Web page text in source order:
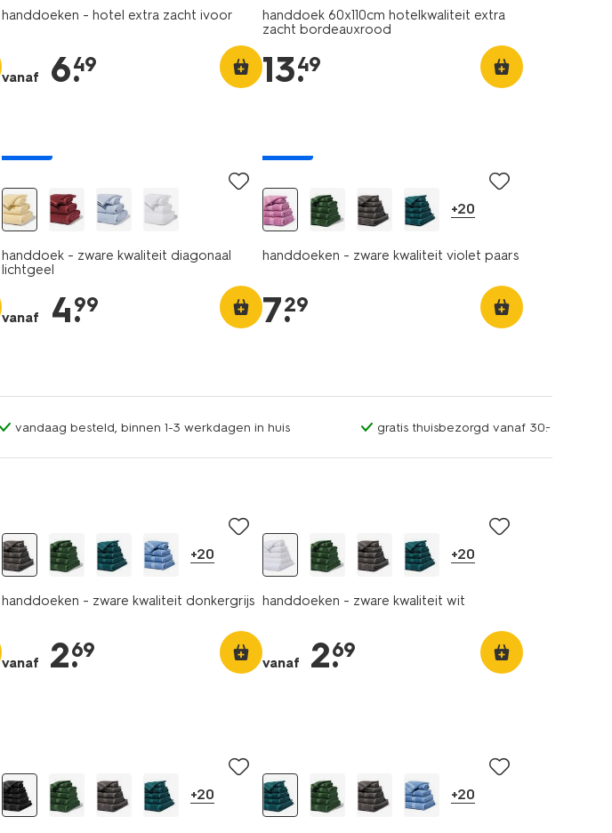
handdoeken - hotel extra zacht ivoor
vanaf 6.
49
handdoek 60x110cm hotelkwaliteit extra
zacht bordeauxrood
13.
49
handdoek - zware kwaliteit diagonaal
lichtgeel
vanaf 4.
99
+20
handdoeken - zware kwaliteit violet paars
7.
29
vandaag besteld, binnen 1-3 werkdagen in huis gratis thuisbezorgd vanaf 30.-
+20
handdoeken - zware kwaliteit donkergrijs
vanaf 2.
69
+20
handdoeken - zware kwaliteit wit
vanaf 2.
69
+20 +20